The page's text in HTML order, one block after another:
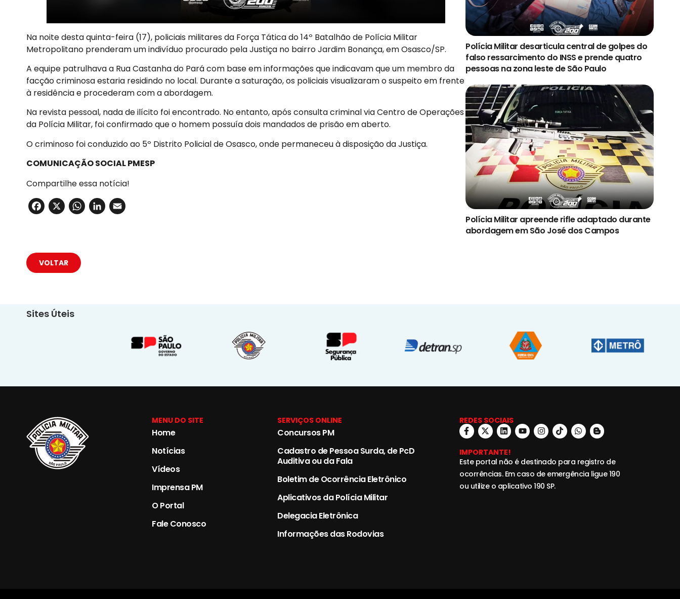
Na noite desta quinta-feira (17), policiais militares da Força Tática do 14º Batalhão de Polícia Militar
Metropolitano prenderam um indivíduo procurado pela Justiça no bairro Jardim Bonança, em Osasco/SP.
A equipe patrulhava a Rua Castanha do Pará com base em informações que indicavam que um membro da
facção criminosa estaria residindo no local. Durante a saturação, os policiais visualizaram o suspeito em frente
à residência e procederam com a abordagem.
Na revista pessoal, nada de ilícito foi encontrado. No entanto, após consulta criminal via Centro de Operações
da Polícia Militar, foi confirmado que o homem possuía dois mandados de prisão em aberto.
O criminoso foi conduzido ao 5º Distrito Policial de Osasco, onde permaneceu à disposição da Justiça.
COMUNICAÇÃO SOCIAL PMESP
Compartilhe essa notícia!
Facebook
X WhatsApp
LinkedIn
Polícia Militar desarticula central de golpes do
falso ressarcimento do INSS e prende quatro
pessoas na zona leste de São Paulo
Polícia Militar apreende rifle adaptado durante
abordagem em São José dos Campos
VOLTAR
Sites Úteis
MENU DO SITE
Home
Notícias
Vídeos
Imprensa PM
O Portal
Fale Conosco
SERVIÇOS ONLINE
Concursos PM
Cadastro de Pessoa Surda, de PcD
Auditiva ou da Fala
Boletim de Ocorrência Eletrônico
Aplicativos da Polícia Militar
Delegacia Eletrônica
Informações das Rodovias
REDES SOCIAIS
IMPORTANTE!
Este portal não é destinado para registro de
ocorrências. Em caso de emergência ligue 190
ou utilize o aplicativo 190 SP.